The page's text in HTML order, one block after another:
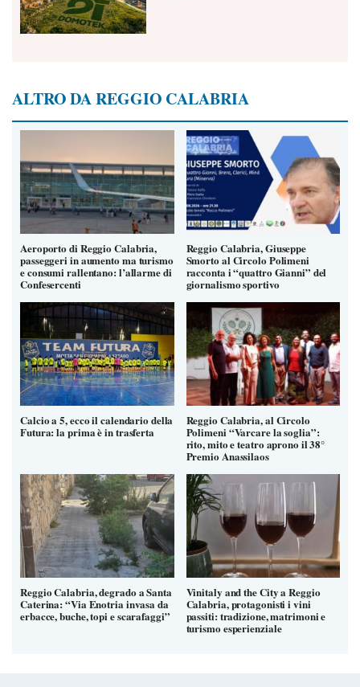
ALTRO DA REGGIO CALABRIA
Aeroporto di Reggio Calabria,
passeggeri in aumento ma turismo
e consumi rallentano: l’allarme di
Confesercenti
Reggio Calabria, Giuseppe
Smorto al Circolo Polimeni
racconta i “quattro Gianni” del
giornalismo sportivo
Calcio a 5, ecco il calendario della
Futura: la prima è in trasferta
Reggio Calabria, al Circolo
Polimeni “Varcare la soglia”:
rito, mito e teatro aprono il 38°
Premio Anassilaos
Reggio Calabria, degrado a Santa
Caterina: “Via Enotria invasa da
erbacce, buche, topi e scarafaggi”
Vinitaly and the City a Reggio
Calabria, protagonisti i vini
passiti: tradizione, matrimoni e
turismo esperienziale